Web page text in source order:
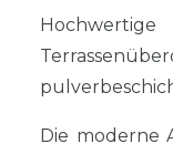
Die moderne